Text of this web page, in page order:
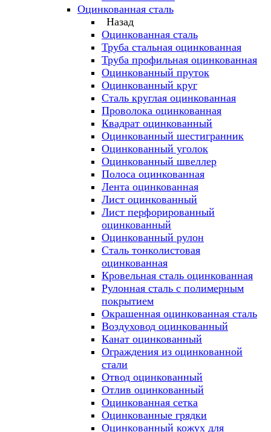
Оцинкованная сталь
Назад
Оцинкованная сталь
Труба стальная оцинкованная
Труба профильная оцинкованная
Оцинкованный пруток
Оцинкованный круг
Сталь круглая оцинкованная
Проволока оцинкованная
Квадрат оцинкованный
Оцинкованный шестигранник
Оцинкованный уголок
Оцинкованный швеллер
Полоса оцинкованная
Лента оцинкованная
Лист оцинкованный
Лист перфорированный
оцинкованный
Оцинкованный рулон
Сталь тонколистовая
оцинкованная
Кровельная сталь оцинкованная
Рулонная сталь с полимерным
покрытием
Окрашенная оцинкованная сталь
Воздуховод оцинкованный
Канат оцинкованный
Ограждения из оцинкованной
стали
Отвод оцинкованный
Отлив оцинкованный
Оцинкованная сетка
Оцинкованные грядки
Оцинкованный кожух для